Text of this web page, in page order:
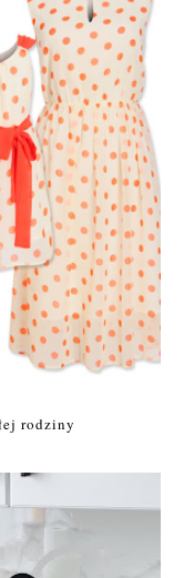
rodziny